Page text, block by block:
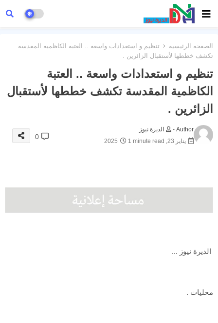
الصفحة الرئيسية
تنظيم و استعدادات واسعة .. العتبة الكاظمية المقدسة
تكشف خططها لأستقبال الزائرين .
تنظيم و استعدادات واسعة .. العتبة
الكاظمية المقدسة تكشف خططها لأستقبال
الزائرين .
Author -
الديرة نيوز
يناير 23, 2025
1 minute read
0
الديرة نيوز ...
محليات .